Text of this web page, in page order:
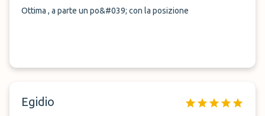
Ottima , a parte un po&#039; con la posizione
Egidio